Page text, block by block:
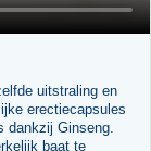
uitstraling en
erectiecapsules
dankzij Ginseng.
baat te